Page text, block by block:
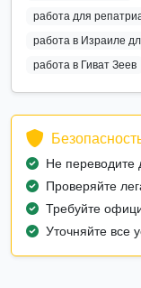
работа для
работа в Израиле
работа в Гиват Зеев
Не переводите
Проверяйте
Требуйте
Уточняйте все